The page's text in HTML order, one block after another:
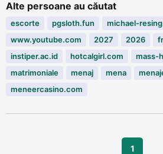
Alte persoane au căutat
escorte pgsloth.fun michael-
www.youtube.com
2027 2026
instiper.ac.id
hotcalgirl.com
mass-
matrimoniale
menaj mena
meneercasino.com
1